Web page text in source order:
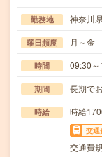
勤務地 神奈川
曜日頻度 月～金
時間 09:30～
期間 長期で
時給 時給
交通
交通費